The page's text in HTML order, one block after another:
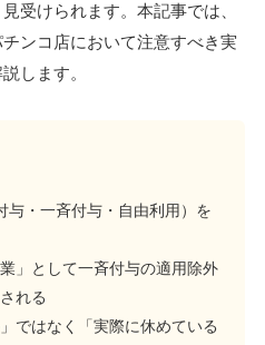
受けられます。本記事では、
ンコ店において注意すべき実
します。
与・一斉付与・自由利用）を
」として一斉付与の適用除外
れる
ではなく「実際に休めている